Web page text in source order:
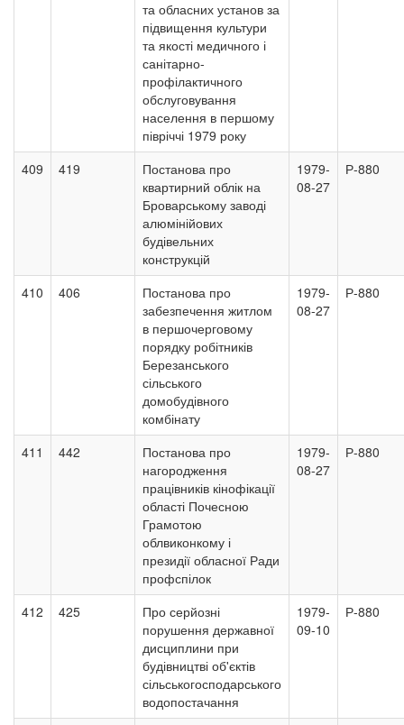
та обласних установ за
підвищення культури
та якості медичного і
санітарно-
профілактичного
обслуговування
населення в першому
півріччі 1979 року
409
419
Постанова про
квартирний облік на
Броварському заводі
алюмінійових
будівельних
конструкцій
1979-
08-27
Р-880
410 406
Постанова про
забезпечення житлом
в першочерговому
порядку робітників
Березанського
сільського
домобудівного
комбінату
1979-
08-27
Р-880
411 442
Постанова про
нагородження
працівників кінофікації
області Почесною
Грамотою
облвиконкому і
президії обласної Ради
профспілок
1979-
08-27
Р-880
412 425
Про серйозні
порушення державної
дисциплини при
будівництві об'єктів
сільськогосподарського
водопостачання
1979-
09-10
Р-880